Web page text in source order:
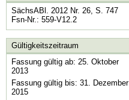
SächsABl. 2012 Nr. 26, S. 747
Fsn-Nr.: 559-V12.2
Gültigkeitszeitraum
Fassung gültig ab: 25. Oktober
2013
Fassung gültig bis: 31. Dezember
2015